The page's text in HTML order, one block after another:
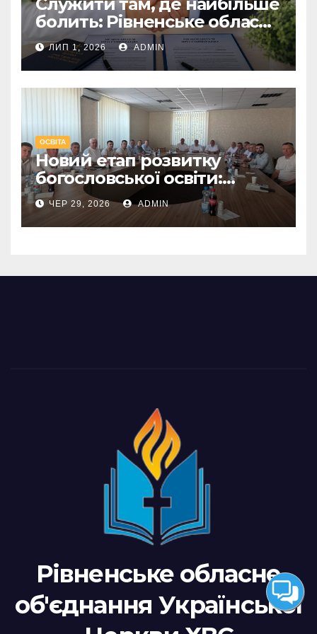
болить: Рівненське обласне
об’єднання УЦХВЄ
підписало меморандуми
про співпрацю з двома
лікарнями
ЛИП 1, 2026 ADMIN
ОСВІТА
Новий етап розвитку
богословської освіти:
засновано
Західноукраїнський
освітній центр КБІ
ЧЕР 29, 2026 ADMIN
Рівненське обласне
об'єднання Української